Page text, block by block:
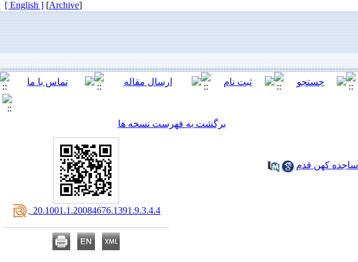
[
Archive
]
[ English ]
برگشت به فهرست نسخه ها
ساجده کهن قدم
‎ 20.1001.1.20084676.1391.9.3.4.4